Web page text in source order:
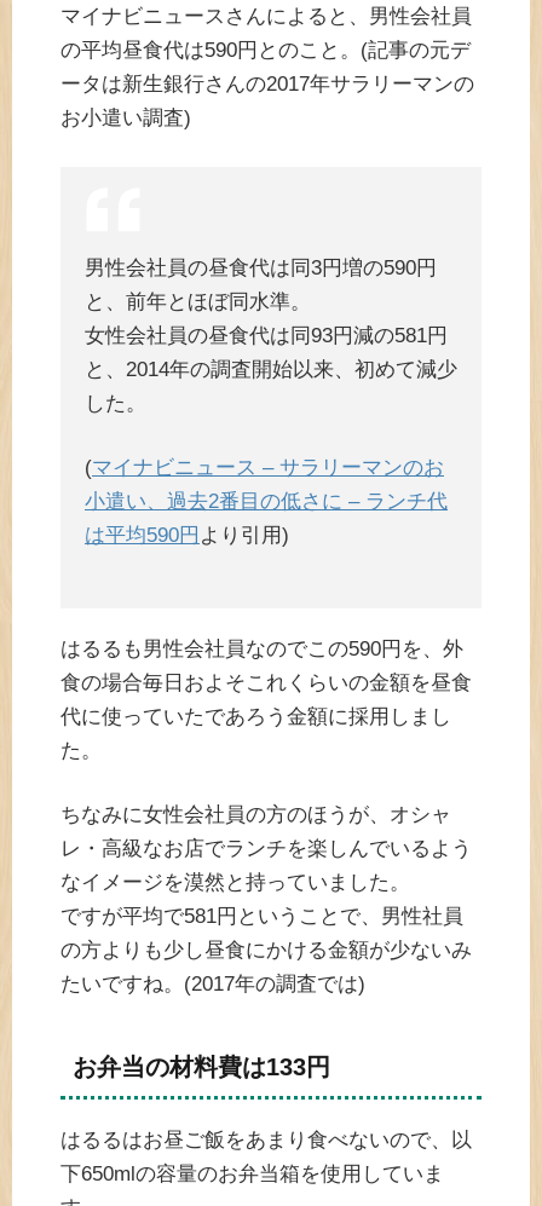
マイナビニュースさんによると、男性会社員
の平均昼食代は590円とのこと。(記事の元デ
ータは新生銀行さんの2017年サラリーマンの
お小遣い調査)
男性会社員の昼食代は同3円増の590円
と、前年とほぼ同水準。
女性会社員の昼食代は同93円減の581円
と、2014年の調査開始以来、初めて減少
した。
(マイナビニュース – サラリーマンのお
小遣い、過去2番目の低さに – ランチ代
は平均590円 より引用)
はるるも男性会社員なのでこの590円を、外
食の場合毎日およそこれくらいの金額を昼食
代に使っていたであろう金額に採用しまし
た。
ちなみに女性会社員の方のほうが、オシャ
レ・高級なお店でランチを楽しんでいるよう
なイメージを漠然と持っていました。
ですが平均で581円ということで、男性社員
の方よりも少し昼食にかける金額が少ないみ
たいですね。(2017年の調査では)
お弁当の材料費は133円
はるるはお昼ご飯をあまり食べないので、以
下650mlの容量のお弁当箱を使用していま